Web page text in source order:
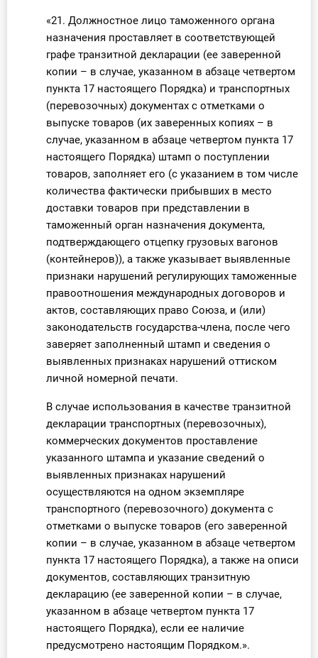
«21. Должностное лицо таможенного органа
назначения проставляет в соответствующей
графе транзитной декларации (ее заверенной
копии – в случае, указанном в абзаце четвертом
пункта 17 настоящего Порядка) и транспортных
(перевозочных) документах с отметками о
выпуске товаров (их заверенных копиях – в
случае, указанном в абзаце четвертом пункта 17
настоящего Порядка) штамп о поступлении
товаров, заполняет его (с указанием в том числе
количества фактически прибывших в место
доставки товаров при представлении в
таможенный орган назначения документа,
подтверждающего отцепку грузовых вагонов
(контейнеров)), а также указывает выявленные
признаки нарушений регулирующих таможенные
правоотношения международных договоров и
актов, составляющих право Союза, и (или)
законодательств государства-члена, после чего
заверяет заполненный штамп и сведения о
выявленных признаках нарушений оттиском
личной номерной печати.
В случае использования в качестве транзитной
декларации транспортных (перевозочных),
коммерческих документов проставление
указанного штампа и указание сведений о
выявленных признаках нарушений
осуществляются на одном экземпляре
транспортного (перевозочного) документа с
отметками о выпуске товаров (его заверенной
копии – в случае, указанном в абзаце четвертом
пункта 17 настоящего Порядка), а также на описи
документов, составляющих транзитную
декларацию (ее заверенной копии – в случае,
указанном в абзаце четвертом пункта 17
настоящего Порядка), если ее наличие
предусмотрено настоящим Порядком.».